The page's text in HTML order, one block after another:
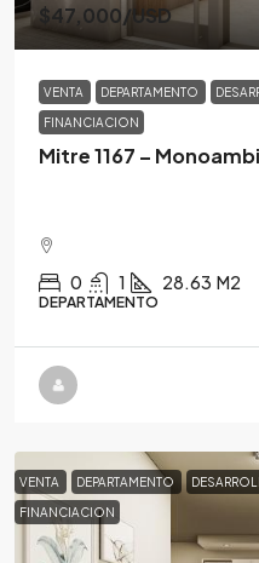
$47,000/USD
VENTA DEPARTAMENTO
FINANCIACION
Mitre 1167 –
0 1 28.63 M2
DEPARTAMENTO
VENTA DEPARTAMENTO
FINANCIACION